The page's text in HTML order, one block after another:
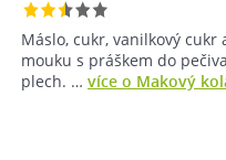
Máslo, cukr, vanilkový cukr
mouku s práškem do
plech. … více o Makový